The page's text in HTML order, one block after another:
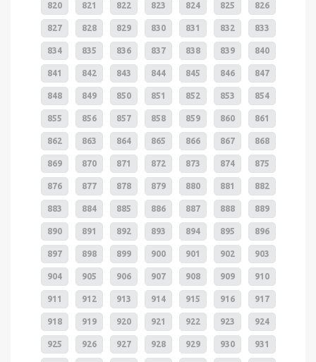
820 821 822 823 824 825 826
827 828 829 830 831 832 833
834 835 836 837 838 839 840
841 842 843 844 845 846 847
848 849 850 851 852 853 854
855 856 857 858 859 860 861
862 863 864 865 866 867 868
869 870 871 872 873 874 875
876 877 878 879 880 881 882
883 884 885 886 887 888 889
890 891 892 893 894 895 896
897 898 899 900 901 902 903
904 905 906 907 908 909 910
911 912 913 914 915 916 917
918 919 920 921 922 923 924
925 926 927 928 929 930 931